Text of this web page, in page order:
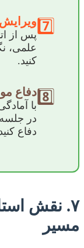
7️⃣ پس از
علمی،
کنید.
8️⃣ دفاع
با
در جلسه
دفاع
۷. نقش
مسیر